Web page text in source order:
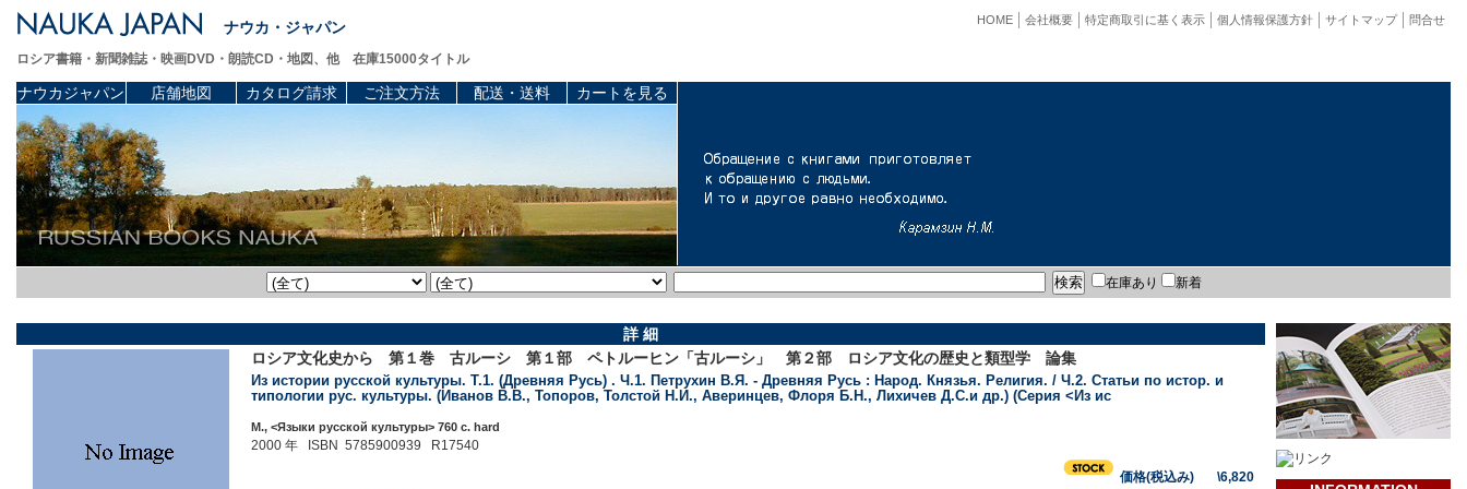
ナウカ・ジャパン 問合せ
サイトマップ
個人情報保護方針
特定商取引に基く表示
会社概要
HOME
ロシア書籍・新聞雑誌・映画DVD・朗読CD・地図、他 在庫15000タイトル
ナウカジャパン 店舗地図 カタログ請求 ご注文方法 配送・送料 カートを見る
在庫あり 新着
詳 細
ロシア文化史から 第１巻 古ルーシ 第１部 ペトルーヒン「古ルーシ」 第２部 ロシア文化の歴史と類型学 論集
Из истории русской культуры. Т.1. (Древняя Русь) . Ч.1. Петрухин В.Я. - Древняя Русь : Народ. Князья. Религия. / Ч.2. Статьи по истор. и
типологии рус. культуры. (Иванов В.В., Топоров, Толстой Н.И., Аверинцев, Флоря Б.Н., Лихичев Д.С.и др.) (Серия <Из ис
М., <Языки русской культуры> 760 c. hard
2000 年 ISBN 5785900939 R17540
価格(税込み) \6,820